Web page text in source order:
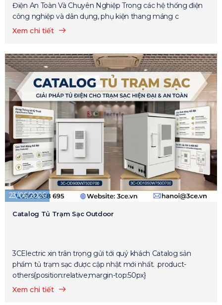
Điện An Toàn Và Chuyên Nghiệp Trong các hệ thống điện
công nghiệp và dân dụng, phụ kiện thang máng c
Xem chi tiết
23/06/2026
Catalog Tủ Trạm Sạc Outdoor
3CElectric xin trân trọng gửi tới quý khách Catalog sản
phẩm tủ trạm sạc được cập nhật mới nhất. .product-
others{position:relative;margin-top:50px}
Xem chi tiết